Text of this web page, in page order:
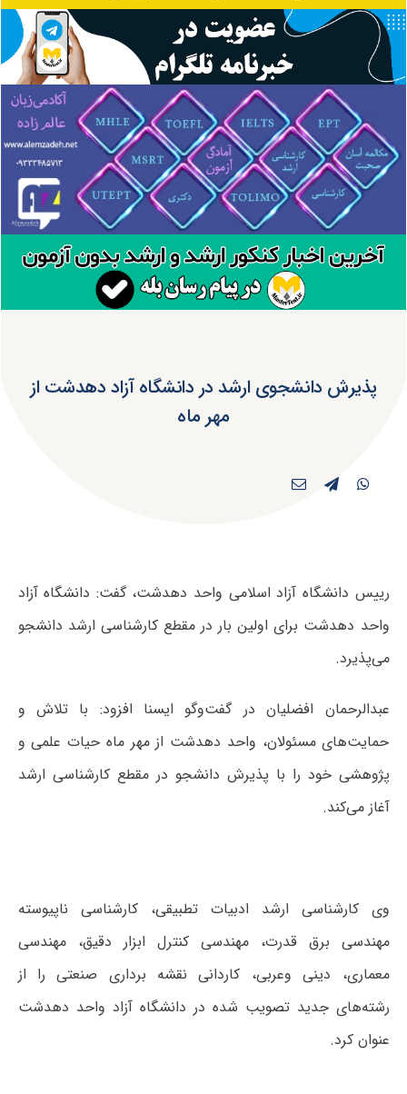
پذیرش دانشجوی ارشد در دانشگاه آزاد دهدشت از
مهر ماه
رییس دانشگاه آزاد اسلامی واحد دهدشت، گفت: دانشگاه آزاد
واحد دهدشت برای اولین بار در مقطع کارشناسی ارشد دانشجو
می‌پذیرد.
عبدالرحمان افضلیان در گفت‌وگو ایسنا افزود: با تلاش و
حمایت‌های مسئولان، واحد دهدشت از مهر ماه حیات علمی و
پژوهشی خود را با پذیرش دانشجو در مقطع کارشناسی ارشد
آغاز می‌کند.
وی کارشناسی ارشد ادبیات تطبیقی، کارشناسی ناپیوسته
مهندسی برق قدرت، مهندسی کنترل ابزار دقیق، مهندسی
معماری، دینی وعربی، کاردانی نقشه برداری صنعتی را از
رشته‌های جدید تصویب شده در دانشگاه آزاد واحد دهدشت
عنوان کرد.